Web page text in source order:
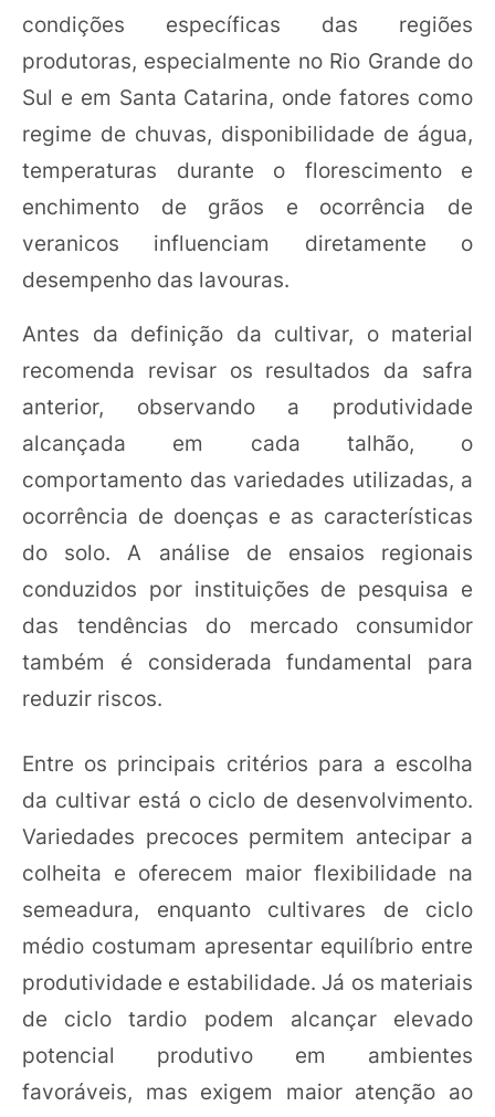
condições específicas das regiões
produtoras, especialmente no Rio Grande do
Sul e em Santa Catarina, onde fatores como
regime de chuvas, disponibilidade de água,
temperaturas durante o florescimento e
enchimento de grãos e ocorrência de
veranicos influenciam diretamente o
desempenho das lavouras.
Antes da definição da cultivar, o material
recomenda revisar os resultados da safra
anterior, observando a produtividade
alcançada em cada talhão, o
comportamento das variedades utilizadas, a
ocorrência de doenças e as características
do solo. A análise de ensaios regionais
conduzidos por instituições de pesquisa e
das tendências do mercado consumidor
também é considerada fundamental para
reduzir riscos.
Entre os principais critérios para a escolha
da cultivar está o ciclo de desenvolvimento.
Variedades precoces permitem antecipar a
colheita e oferecem maior flexibilidade na
semeadura, enquanto cultivares de ciclo
médio costumam apresentar equilíbrio entre
produtividade e estabilidade. Já os materiais
de ciclo tardio podem alcançar elevado
potencial produtivo em ambientes
favoráveis, mas exigem maior atenção ao